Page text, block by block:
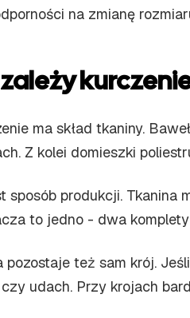
na zmianę
ma skład tkaniny.
Z kolei domieszki
sposób produkcji.
to jedno - dwa
pozostaje też sam krój.
udach. Przy krojach